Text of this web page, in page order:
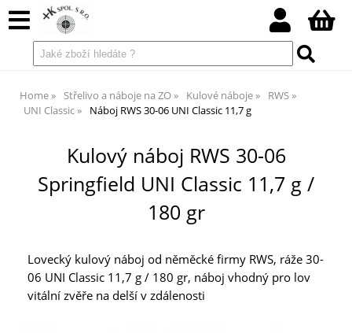
Home Střelivo a náboje na ZO Kulové náboje
RWS
UNI Classic
Náboj RWS 30-06 UNI Classic 11,7 g
Kulový náboj RWS 30-06
Springfield UNI Classic 11,7 g /
180 gr
Lovecký kulový náboj od něměcké firmy RWS, ráže 30-
06 UNI Classic 11,7 g / 180 gr, náboj vhodný pro lov
vitální zvěře na delší v zdálenosti